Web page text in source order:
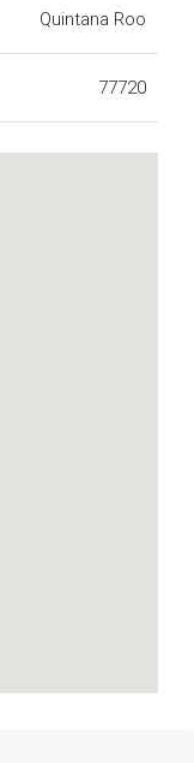
Quintana Roo
77720